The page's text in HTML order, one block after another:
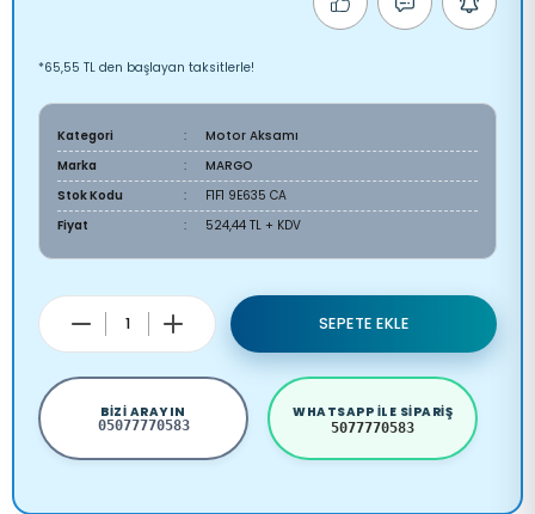
*65,55 TL den başlayan taksitlerle!
Kategori
Motor Aksamı
Marka
MARGO
Stok Kodu
F1F1 9E635 CA
Fiyat
524,44 TL + KDV
SEPETE EKLE
BIZI ARAYIN
05077770583
WHATSAPP ILE SIPARIŞ
5077770583